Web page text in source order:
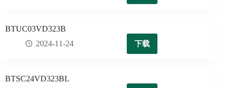
BTUC03VD323B
2024-11-24
下载
BTSC24VD323BL